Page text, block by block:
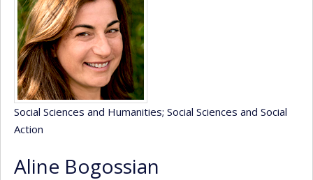
Social Sciences and Humanities; Social Sciences and Social
Action
Aline Bogossian